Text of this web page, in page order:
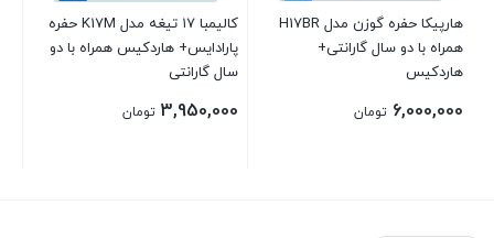
هارپیکا حفره گوزن مدل H17BR
همراه با دو سال گارانتی+
هاردکیس
6,000,000 تومان
کالیمبا ۱۷ تیغه مدل K17M حفره
پارادایس+ هاردکیس همراه با دو
سال گارانتی
3,950,000 تومان